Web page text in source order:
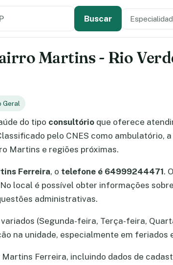
Buscar Especialidade
Tipo de
Martins - Rio
Geral
do tipo consultório que oferece
pelo CNES como ambulatório,
Martins e regiões próximas.
Ferreira, o telefone é 64999244471.
local é possível obter informações
administrativas.
(Segunda-feira, Terça-feira,
na unidade, especialmente em feriados
Ferreira, incluindo dados de